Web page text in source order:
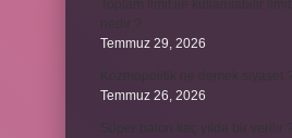
Temmuz 29, 2026
Temmuz 26, 2026